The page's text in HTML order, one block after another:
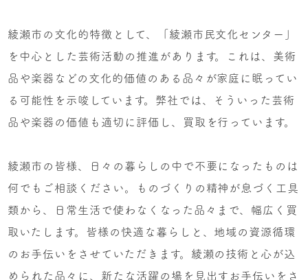
綾瀬市の文化的特徴として、「綾瀬市民文化センター」
を中心とした芸術活動の推進があります。これは、美術
品や楽器などの文化的価値のある品々が家庭に眠ってい
る可能性を示唆しています。弊社では、そういった芸術
品や楽器の価値も適切に評価し、買取を行っています。
綾瀬市の皆様、日々の暮らしの中で不要になったものは
何でもご相談ください。ものづくりの精神が息づく工具
類から、日常生活で使わなくなった品々まで、幅広く買
取いたします。皆様の快適な暮らしと、地域の資源循環
のお手伝いをさせていただきます。綾瀬の技術と心が込
められた品々に、新たな活躍の場を見出すお手伝いをさ